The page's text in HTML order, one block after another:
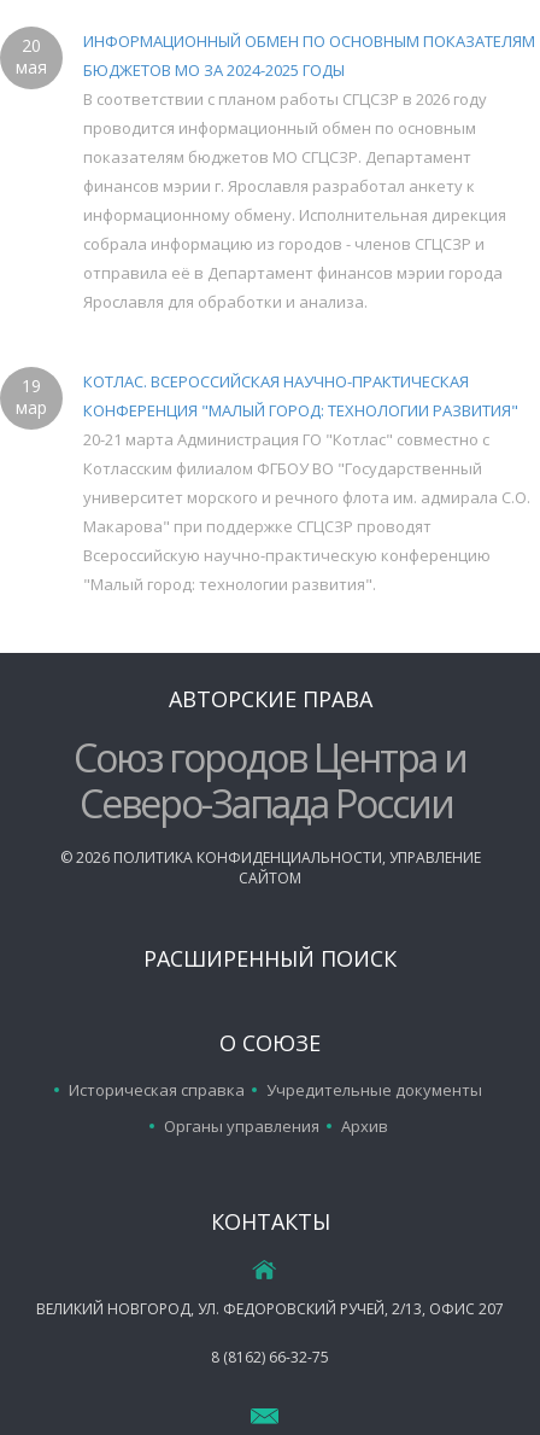
20
мая
ИНФОРМАЦИОННЫЙ ОБМЕН ПО ОСНОВНЫМ ПОКАЗАТЕЛЯМ
БЮДЖЕТОВ МО ЗА 2024-2025 ГОДЫ
В соответствии с планом работы СГЦСЗР в 2026 году
проводится информационный обмен по основным
показателям бюджетов МО СГЦСЗР. Департамент
финансов мэрии г. Ярославля разработал анкету к
информационному обмену. Исполнительная дирекция
собрала информацию из городов - членов СГЦСЗР и
отправила её в Департамент финансов мэрии города
Ярославля для обработки и анализа.
19
мар
КОТЛАС. ВСЕРОССИЙСКАЯ НАУЧНО-ПРАКТИЧЕСКАЯ
КОНФЕРЕНЦИЯ "МАЛЫЙ ГОРОД: ТЕХНОЛОГИИ РАЗВИТИЯ"
20-21 марта Администрация ГО "Котлас" совместно с
Котласским филиалом ФГБОУ ВО "Государственный
университет морского и речного флота им. адмирала С.О.
Макарова" при поддержке СГЦСЗР проводят
Всероссийскую научно-практическую конференцию
"Малый город: технологии развития".
АВТОРСКИЕ ПРАВА
Союз городов Центра и
Северо-Запада России
©2026 ПОЛИТИКА КОНФИДЕНЦИАЛЬНОСТИ, УПРАВЛЕНИЕ
САЙТОМ
РАСШИРЕННЫЙ ПОИСК
О СОЮЗЕ
Историческая справка
Учредительные документы
Органы управления
Архив
КОНТАКТЫ
ВЕЛИКИЙ НОВГОРОД, УЛ. ФЕДОРОВСКИЙ РУЧЕЙ, 2/13, ОФИС 207
8 (8162) 66-32-75